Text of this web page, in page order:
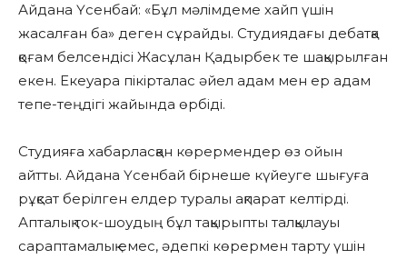
Айдана Үсенбай: «Бұл мәлімдеме хайп үшін
жасалған ба» деген сұрайды. Студиядағы дебатқа
қоғам белсендісі Жасұлан Қадырбек те шақырылған
екен. Екеуара пікірталас әйел адам мен ер адам
тепе-теңдігі жайында өрбіді.
Студияға хабарласқан көрермендер өз ойын
айтты. Айдана Үсенбай бірнеше күйеуге шығуға
рұқсат берілген елдер туралы ақпарат келтірді.
Апталық ток-шоудың бұл тақырыпты талқылауы
сараптамалық емес, әдепкі көрермен тарту үшін